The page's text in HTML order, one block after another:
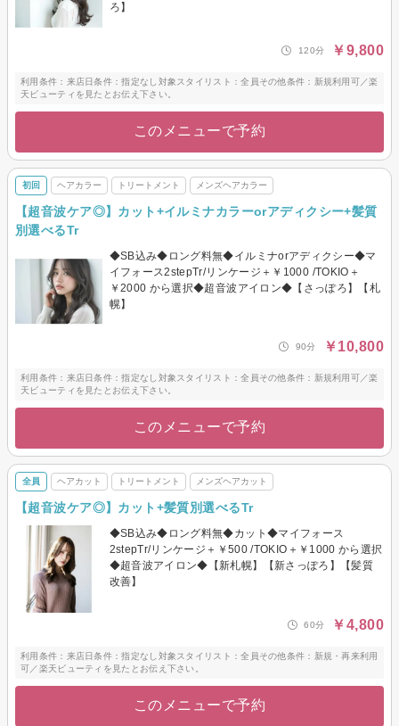
ろ】
120分 ￥9,800
利用条件：来店日条件：指定なし対象スタイリスト：全員その他条件：新規利用可／楽
天ビューティを見たとお伝え下さい。
このメニューで予約
初回 ヘアカラー トリートメント メンズヘアカラー
【超音波ケア◎】カット+イルミナカラーorアディクシー+髪質
別選べるTr
◆SB込み◆ロング料無◆イルミナorアディクシー◆マ
イフォース2stepTr/リンケージ＋￥1000 /TOKIO＋
￥2000 から選択◆超音波アイロン◆【さっぽろ】【札
幌】
90分 ￥10,800
利用条件：来店日条件：指定なし対象スタイリスト：全員その他条件：新規利用可／楽
天ビューティを見たとお伝え下さい。
このメニューで予約
全員 ヘアカット トリートメント メンズヘアカット
【超音波ケア◎】カット+髪質別選べるTr
◆SB込み◆ロング料無◆カット◆マイフォース
2stepTr/リンケージ＋￥500 /TOKIO＋￥1000 から選択
◆超音波アイロン◆【新札幌】【新さっぽろ】【髪質
改善】
60分 ￥4,800
利用条件：来店日条件：指定なし対象スタイリスト：全員その他条件：新規・再来利用
可／楽天ビューティを見たとお伝え下さい。
このメニューで予約